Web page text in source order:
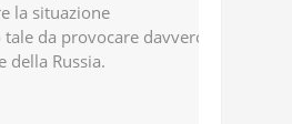
la situazione
da provocare davvero
della Russia.